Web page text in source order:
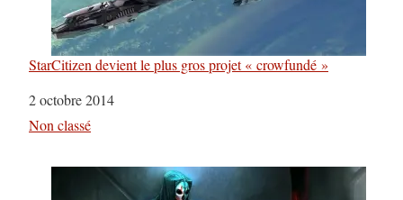
StarCitizen devient le plus gros projet « crowfundé »
Date
2 octobre 2014
Par rapport à
Non classé